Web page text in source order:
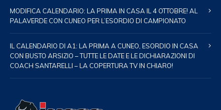
MODIFICA CALENDARIO: LA PRIMA IN CASA IL 4 OTTOBRE! AL
PALAVERDE CON CUNEO PER L’ESORDIO DI CAMPIONATO
IL CALENDARIO DI A1: LA PRIMA A CUNEO, ESORDIO IN CASA
CON BUSTO ARSIZIO – TUTTE LE DATE E LE DICHIARAZIONI DI
COACH SANTARELLI – LA COPERTURA TV IN CHIARO!